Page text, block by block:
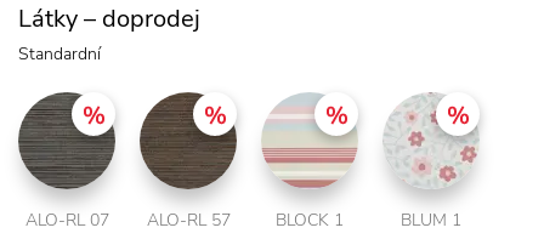
Látky – doprodej
Standardní
ALO-RL 07 ALO-RL 57 BLOCK 1 BLUM 1